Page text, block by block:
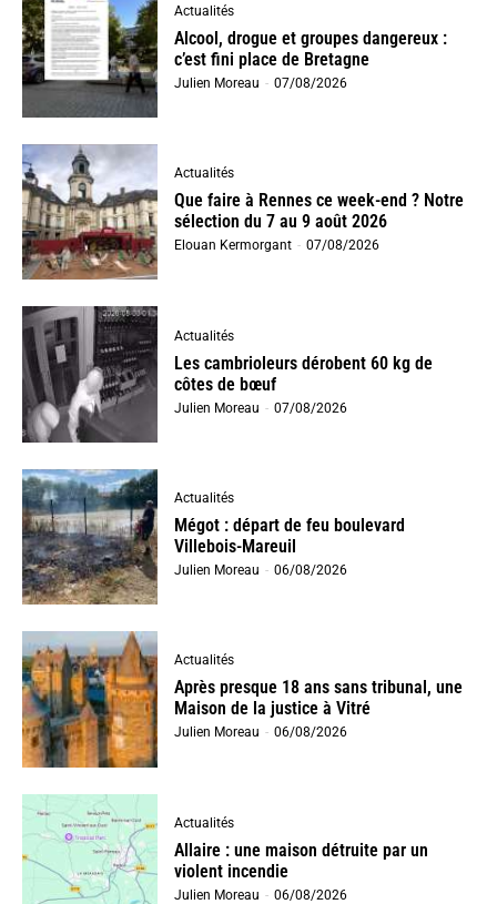
Actualités
Alcool, drogue et groupes dangereux :
c’est fini place de Bretagne
Julien Moreau - 07/08/2026
Actualités
Que faire à Rennes ce week-end ? Notre
sélection du 7 au 9 août 2026
Elouan Kermorgant - 07/08/2026
Actualités
Les cambrioleurs dérobent 60 kg de
côtes de bœuf
Julien Moreau - 07/08/2026
Actualités
Mégot : départ de feu boulevard
Villebois-Mareuil
Julien Moreau - 06/08/2026
Actualités
Après presque 18 ans sans tribunal, une
Maison de la justice à Vitré
Julien Moreau - 06/08/2026
Actualités
Allaire : une maison détruite par un
violent incendie
Julien Moreau - 06/08/2026